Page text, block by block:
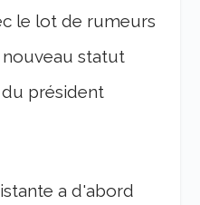
le lot de rumeurs
statut
président
a d'abord